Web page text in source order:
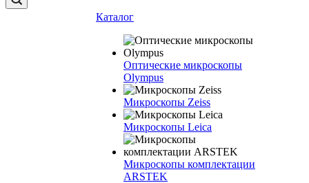
Каталог
Оптические микроскопы
Olympus
Микроскопы Zeiss
Микроскопы Leica
Микроскопы комплектации
ARSTEK